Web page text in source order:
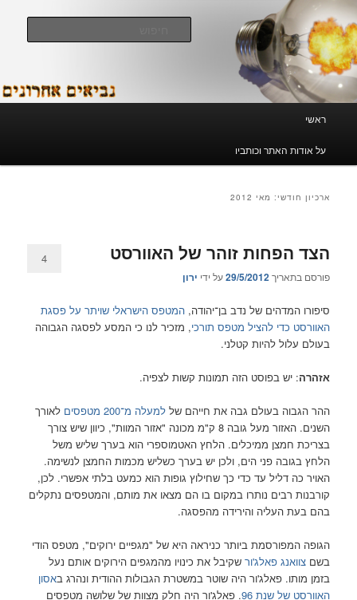
לדלג
לתוכן
לדלג
לתוכן
המשני
נביאים אחרונים
ראשי
על אודות האתר וכותביו
ארכיון חודשי: מאי 2012
הצד הפחות זוהר של האוורסט
פורסם בתאריך29/5/2012על ידי ירון
4
סיפורו המדהים של נדב בן־יהודה,המטפס הישראלי שויתר על פסגת
האוורסט כדי להציל מטפס תורכי, מזכיר לנו כי המסע לפסגה הגבוהה
בעולם עלול להיות קטלני.
אזהרה: יש בפוסט הזה תמונות קשות לצפיה.
ההר הגבוה בעולם גבה את חייהם שללמעלה מ־200 מטפסים
לאורך
השנים. האזור מעל גובה 8 ק"מ מכונה "אזור המוות", כיוון שיש צורך
בצריכת חמצן ממיכלים. הלחץ האטמוספרי הוא בערך שליש משל
הלחץ בגובה פני הים, ולכן יש בערך כשליש מכמות החמצן לנשימה.
האויר כה דליל עד כדי כך שחילוץ גופות הוא כמעט בלתי אפשרי. לכן,
קורבנות רבים נותרו במקום בו הם מצאו את מותם, והמטפסים נתקלים
בהם בעת העליה והירידה מהפסגה.
הגופה המפורסמת ביותר כניראה היא של "מגפיים ירוקים", מטפס הודי
בשםצוואנג פאלג'ור שקיבל את כינויו מהמגפים הירוקים אותם נעל
בזמן מותו. פאלג'ור היה שוטר במשטרת הגבולות ההודית ונהרג באסון
האוורסט של שנת 96
. פאלג'ור היה חלק מצוות של שלושה מטפסים